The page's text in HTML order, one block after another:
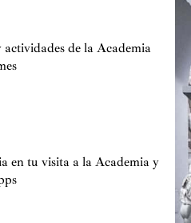
actividades de la Academia
en tu visita a la Academia y